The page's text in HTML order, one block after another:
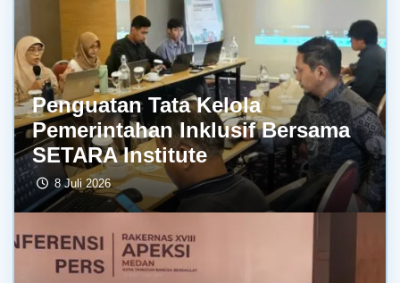
Penguatan Tata Kelola
Pemerintahan Inklusif Bersama
SETARA Institute
8 Juli 2026